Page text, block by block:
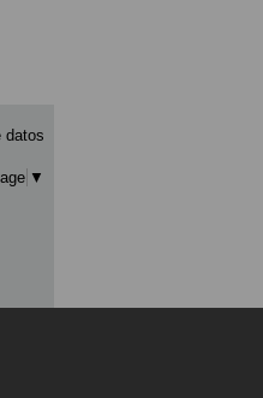
datos
▼